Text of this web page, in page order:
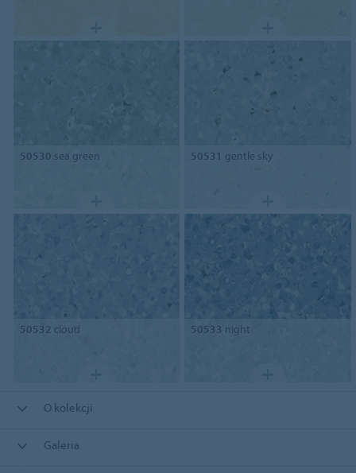
50530 sea green 50531 gentle sky
50532 cloud 50533 night
O kolekcji
Galeria